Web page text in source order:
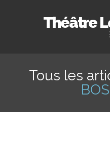
Théâtre
Tous les